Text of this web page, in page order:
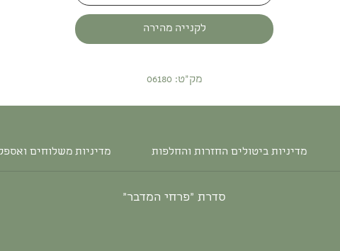
לקנייה מהירה
מק"ט: 06180
מדיניות משלוחים מדיניות ביטולים החזרות והחלפות
סדרת ״פרחי המדבר״